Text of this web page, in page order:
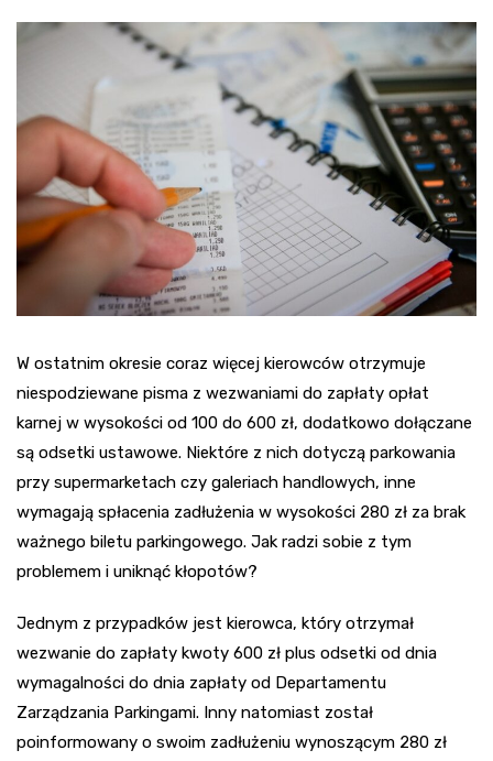
W ostatnim okresie coraz więcej kierowców otrzymuje
niespodziewane pisma z wezwaniami do zapłaty opłat
karnej w wysokości od 100 do 600 zł, dodatkowo dołączane
są odsetki ustawowe. Niektóre z nich dotyczą parkowania
przy supermarketach czy galeriach handlowych, inne
wymagają spłacenia zadłużenia w wysokości 280 zł za brak
ważnego biletu parkingowego. Jak radzi sobie z tym
problemem i uniknąć kłopotów?
Jednym z przypadków jest kierowca, który otrzymał
wezwanie do zapłaty kwoty 600 zł plus odsetki od dnia
wymagalności do dnia zapłaty od Departamentu
Zarządzania Parkingami. Inny natomiast został
poinformowany o swoim zadłużeniu wynoszącym 280 zł